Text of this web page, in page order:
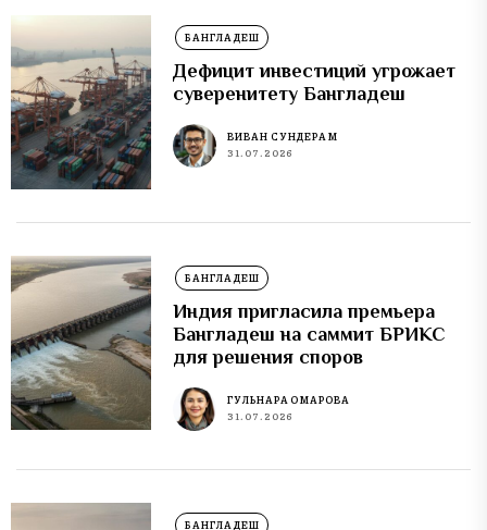
БАНГЛАДЕШ
Дефицит инвестиций угрожает
суверенитету Бангладеш
ВИВАН СУНДЕРАМ
31.07.2026
БАНГЛАДЕШ
Индия пригласила премьера
Бангладеш на саммит БРИКС
для решения споров
ГУЛЬНАРА ОМАРОВА
31.07.2026
БАНГЛАДЕШ